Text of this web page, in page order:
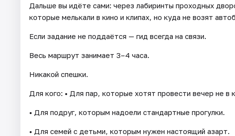
Дальше вы идёте сами: через лабиринты проходных
которые мелькали в кино и клипах, но куда не возят
Если задание не поддаётся — гид всегда на связи.
Весь маршрут занимает 3–4 часа.
Никакой спешки.
Для кого: • Для пар, которые хотят провести вечер не в
• Для подруг, которым надоели стандартные прогулки.
• Для семей с детьми, которым нужен настоящий азарт.